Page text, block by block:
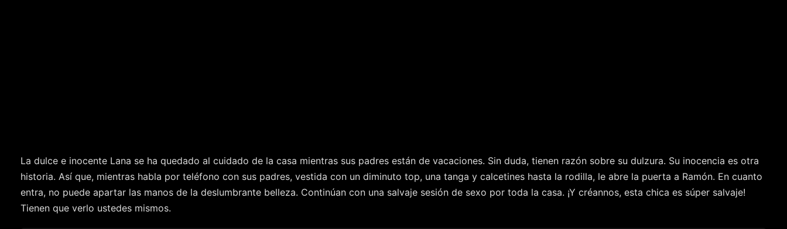
La dulce e inocente Lana se ha quedado al cuidado de la casa mientras sus padres están de vacaciones. Sin duda, tienen razón sobre su dulzura. Su inocencia es otra
historia. Así que, mientras habla por teléfono con sus padres, vestida con un diminuto top, una tanga y calcetines hasta la rodilla, le abre la puerta a Ramón. En cuanto
entra, no puede apartar las manos de la deslumbrante belleza. Continúan con una salvaje sesión de sexo por toda la casa. ¡Y créannos, esta chica es súper salvaje!
Tienen que verlo ustedes mismos.